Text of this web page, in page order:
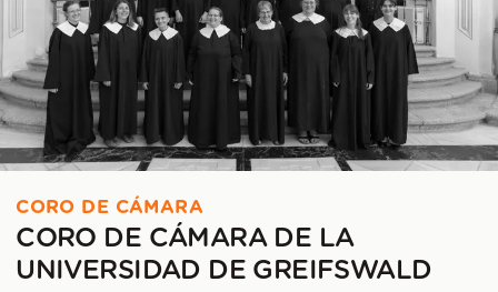
CORO DE CÁMARA
CORO DE CÁMARA DE LA
UNIVERSIDAD DE GREIFSWALD